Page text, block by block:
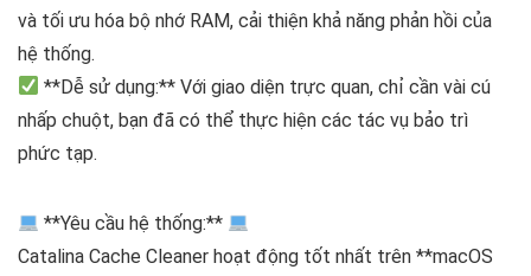
và tối ưu hóa bộ nhớ RAM, cải thiện khả năng phản hồi của
hệ thống.
**Dễ sử dụng:** Với giao diện trực quan, chỉ cần vài cú
nhấp chuột, bạn đã có thể thực hiện các tác vụ bảo trì
phức tạp.
**Yêu cầu hệ thống:**
Catalina Cache Cleaner hoạt động tốt nhất trên **macOS